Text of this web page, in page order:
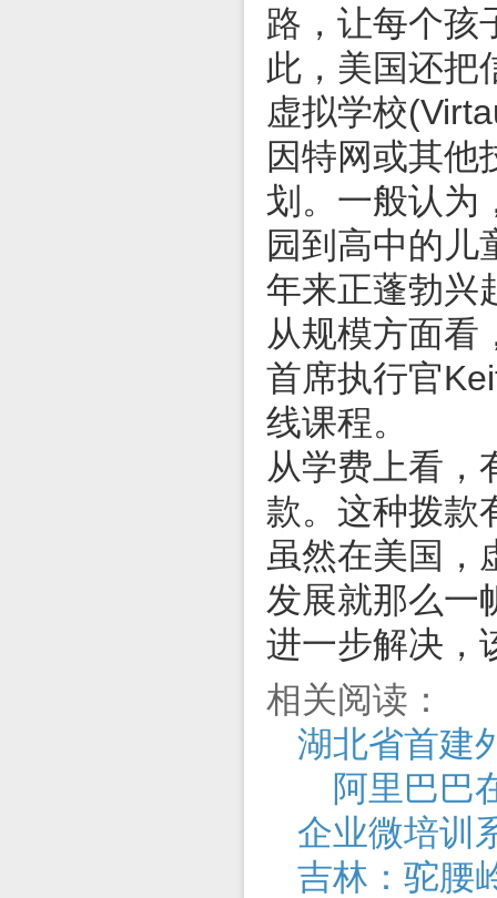
路，让每个孩
此，美国还把
虚拟学校
因特网或其他
划。一般认为
园到高中的儿
年来正蓬勃兴
从规模方面看
首席执行官
线课程。
从学费上看，
款。这种拨款
虽然在美国，
发展就那么一
进一步解决，
相关阅读：
湖北省首建
阿里巴巴
企业微培训
吉林：驼腰